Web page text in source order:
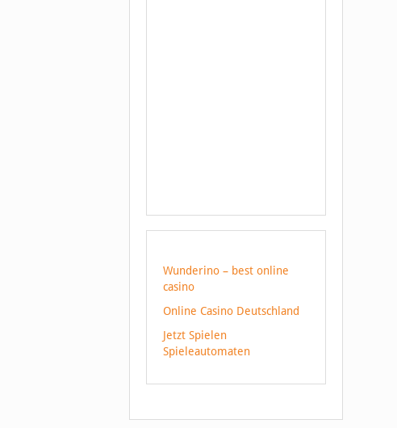
Wunderino – best online
casino
Online Casino Deutschland
Jetzt Spielen
Spieleautomaten